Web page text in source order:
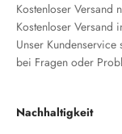
Kostenloser Versand
Kostenloser Versand
Unser
bei Fragen oder
Nachhaltigkeit